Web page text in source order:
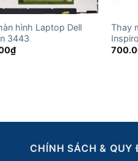
hình Laptop Dell
3443
₫
Thay
CHÍNH SÁCH & QUY